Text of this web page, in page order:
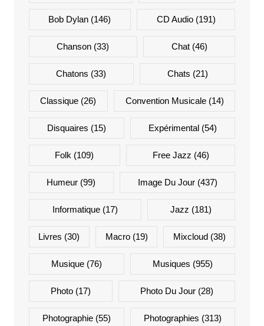
Bob Dylan (146) CD Audio(191)
Chanson (33) Chat(46)
Chatons (33) Chats (21)
Classique (26) Convention Musicale(14)
Disquaires (15) Expérimental (54)
Folk (109) Free Jazz (46)
Humeur (99) Image Du Jour(437)
Informatique(17) Jazz (181)
Livres (30) Macro(19) Mixcloud(38)
Musique(76) Musiques (955)
Photo(17) Photo Du Jour (28)
Photographie(55) Photographies (313)